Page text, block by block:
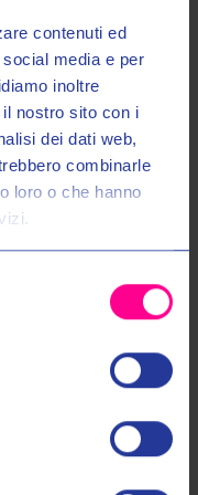
contenuti ed
media e per
inoltre
nostro sito con i
dei dati web,
combinarle
loro o che hanno
€59,00
€49,00
Sport
esclusive e uno
acquisto!
nel modo e per gli